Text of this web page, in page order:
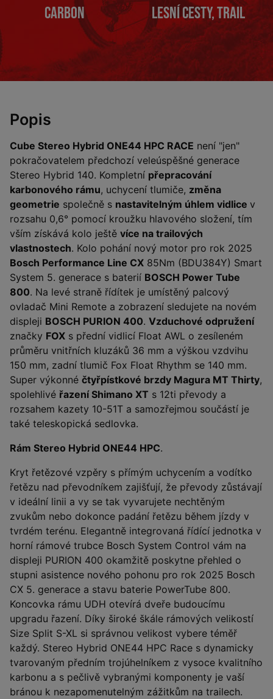
Carbon Lesní cesty, Trail
Popis
Cube Stereo Hybrid ONE44 HPC RACE není "jen"
pokračovatelem předchozí veleúspěšné generace
Stereo Hybrid 140. Kompletní přepracování
karbonového rámu, uchycení tlumiče, změna
geometrie společně s nastavitelným úhlem vidlice v
rozsahu 0,6° pomocí kroužku hlavového složení, tím
vším získává kolo ještě více na trailových
vlastnostech. Kolo pohání nový motor pro rok 2025
Bosch Performance Line CX 85Nm (BDU384Y) Smart
System 5. generace s baterií BOSCH Power Tube
800. Na levé straně řídítek je umístěný palcový
ovladač Mini Remote a zobrazení sledujete na novém
displeji BOSCH PURION 400. Vzduchové odpružení
značky FOX s přední vidlicí Float AWL o zesíleném
průměru vnitřních kluzáků 36 mm a výškou vzdvihu
150 mm, zadní tlumič Fox Float Rhythm se 140 mm.
Super výkonné čtyřpístkové brzdy Magura MT Thirty,
spolehlivé řazení Shimano XT s 12ti převody a
rozsahem kazety 10-51T a samozřejmou součástí je
také teleskopická sedlovka.
Rám Stereo Hybrid ONE44 HPC.
Kryt řetězové vzpěry s přímým uchycením a vodítko
řetězu nad převodníkem zajišťují, že převody zůstávají
v ideální linii a vy se tak vyvarujete nechtěným
zvukům nebo dokonce padání řetězu během jízdy v
tvrdém terénu. Elegantně integrovaná řídící jednotka v
horní rámové trubce Bosch System Control vám na
displeji PURION 400 okamžitě poskytne přehled o
stupni asistence nového pohonu pro rok 2025 Bosch
CX 5. generace a stavu baterie PowerTube 800.
Koncovka rámu UDH otevírá dveře budoucímu
upgradu řazení. Díky široké škále rámových velikostí
Size Split S-XL si správnou velikost vybere téměř
každý. Stereo Hybrid ONE44 HPC Race s dynamicky
tvarovaným předním trojúhelníkem z vysoce kvalitního
karbonu a s pečlivě vybranými komponenty je vaší
bránou k nezapomenutelným zážitkům na trailech.